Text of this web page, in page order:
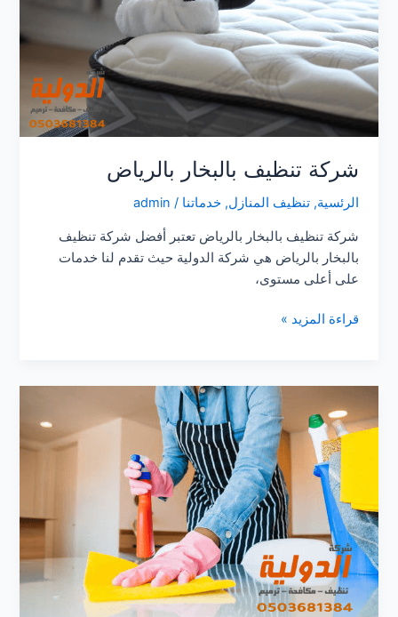
شركة تنظيف بالبخار بالرياض
الرئسية,تنظيف المنازل,خدماتنا /
admin
شركة تنظيف بالبخار بالرياض تعتبر أفضل شركة تنظيف
بالبخار بالرياض هي شركة الدولية حيث تقدم لنا خدمات
على أعلى مستوى،
شركة
بالرياض
قراءة المزيد »